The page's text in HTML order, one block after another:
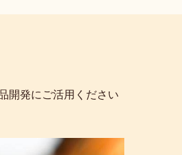
開発にご活用ください